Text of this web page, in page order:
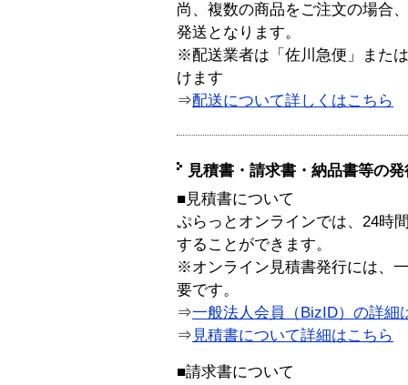
尚、複数の商品をご注文の場合
発送となります。
※配送業者は「佐川急便」また
けます
⇒配送について詳しくはこちら
見積書・請求書・納品書等の
■見積書について
ぷらっとオンラインでは、24時
することができます。
※オンライン見積書発行には、
要です。
⇒一般法人会員（BizID）の詳細
⇒ 見積書について詳細はこちら
■請求書について